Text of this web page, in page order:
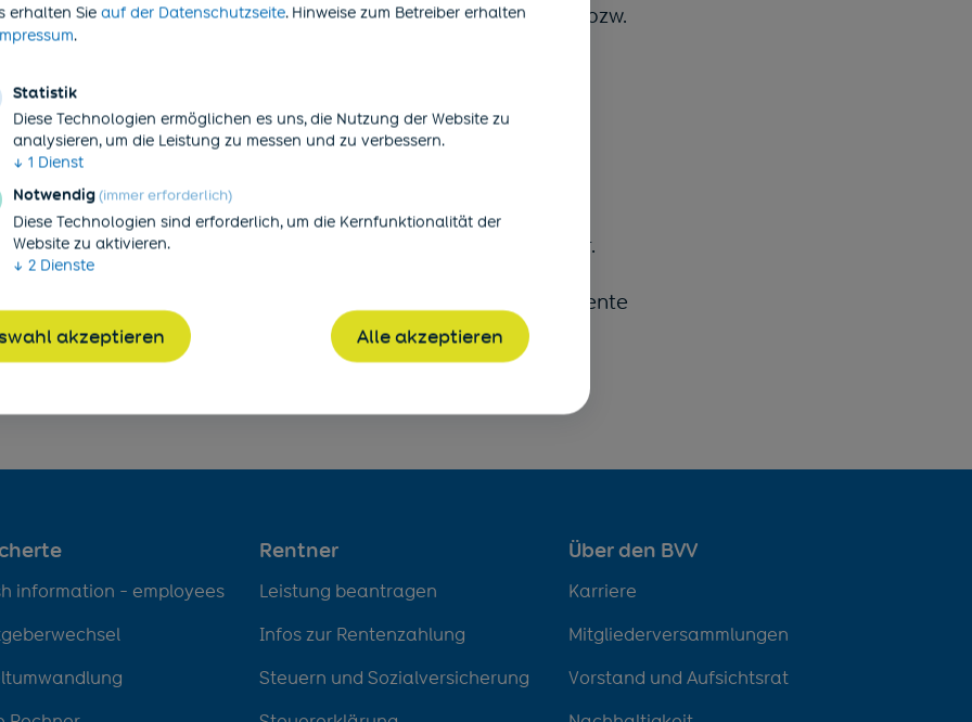
im Vorjahr eingezahlten Beiträge in die BVV Pensionskasse bzw.
stellen wir Ihnen zur Verfügung.
Sie aktuelle Informationen über den BVV und die
Kundenportal freigeschaltet?
Dokumente" ist die Renteninformation 2022 bereits abrufbar.
Sie werden per E-Mail informiert, sobald Ihnen neue Dokumente
gestellt werden.
über die Renteninformation!
information - employees
Rentner
Leistung beantragen
Infos zur Rentenzahlung
Steuern und Sozialversicherung
Über den BVV
Karriere
Mitgliederversammlungen
Vorstand und Aufsichtsrat
erhalten Sie auf der Datenschutzseite(öffnet in neuem Tab)
. Hinweise zum Betreiber erhalten
(öffnet in neuem Tab)
.
Statistik
Diese Technologien ermöglichen es uns, die Nutzung der Website zu
analysieren, um die Leistung zu messen und zu verbessern.
↓ 1 Dienst
Notwendig (immer erforderlich)
Diese Technologien sind erforderlich, um die Kernfunktionalität der
Website zu aktivieren.
↓ 2 Dienste
akzeptieren Alle akzeptieren